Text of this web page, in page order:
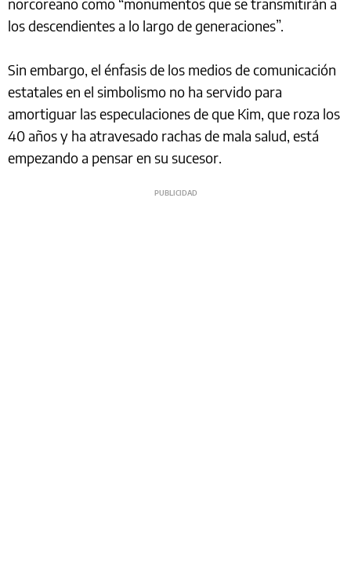
norcoreano como “monumentos que se transmitirán a
los descendientes a lo largo de generaciones”.
Sin embargo, el énfasis de los medios de comunicación
estatales en el simbolismo no ha servido para
amortiguar las especulaciones de que Kim, que roza los
40 años y ha atravesado rachas de mala salud, está
empezando a pensar en su sucesor.